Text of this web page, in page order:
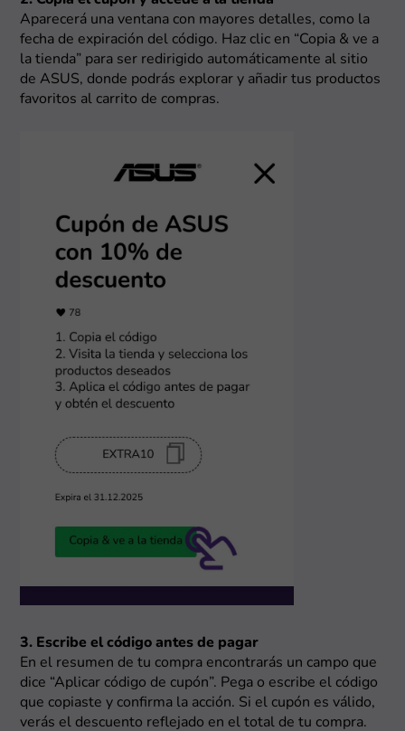
Aparecerá una ventana con mayores detalles, como la
fecha de expiración del código. Haz clic en “Copia & ve a
la tienda” para ser redirigido automáticamente al sitio
de ASUS, donde podrás explorar y añadir tus productos
favoritos al carrito de compras.
3. Escribe el código antes de pagar
En el resumen de tu compra encontrarás un campo que
dice “Aplicar código de cupón”. Pega o escribe el código
que copiaste y confirma la acción. Si el cupón es válido,
verás el descuento reflejado en el total de tu compra.